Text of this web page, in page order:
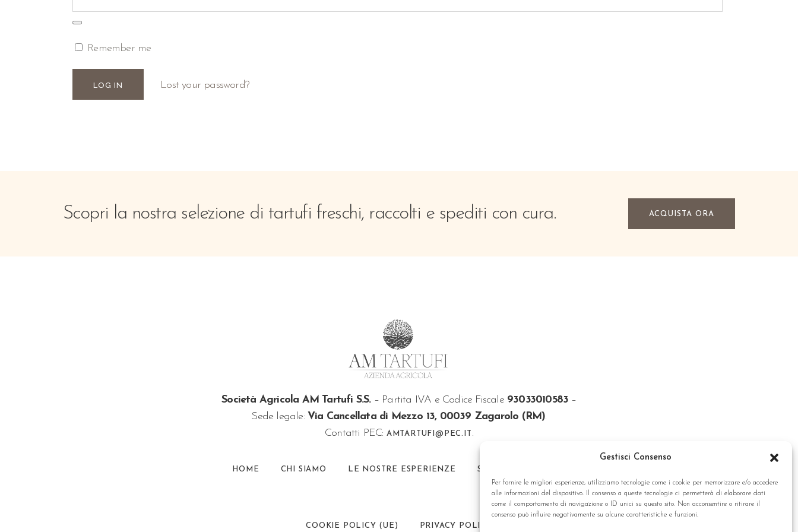
Gestisci Consenso
Per fornire le migliori esperienze, utilizziamo tecnologie come i cookie per memorizzare e/o accedere
alle informazioni del dispositivo. Il consenso a queste tecnologie ci permetterà di elaborare dati
come il comportamento di navigazione o ID unici su questo sito. Non acconsentire o ritirare il
consenso può influire negativamente su alcune caratteristiche e funzioni.
Remember me
Lost your password?
Scopri la nostra selezione di tartufi freschi, raccolti e spediti con cura. ACQUISTA ORA
Società Agricola AM Tartufi S.S.– Partita IVA e Codice Fiscale 93033010583 –
Sede legale: Via Cancellata di Mezzo 13, 00039 Zagarolo (RM).
Contatti PEC: AMTARTUFI@PEC.IT .
HOME CHI SIAMO LE NOSTRE ESPERIENZE SHOP
COOKIE POLICY (UE) PRIVACY POLICY